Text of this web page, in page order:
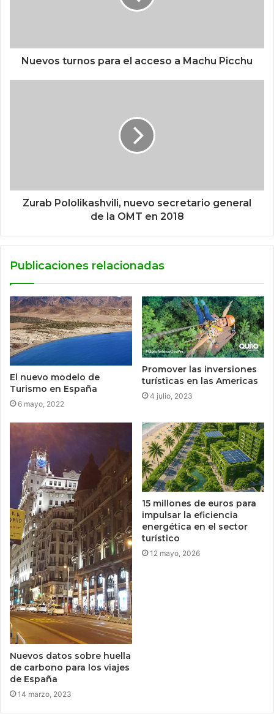
Nuevos turnos para el acceso a Machu Picchu
Zurab Pololikashvili, nuevo secretario general
de la OMT en 2018
Publicaciones relacionadas
El nuevo modelo de
Turismo en España
6 mayo, 2022
Promover las inversiones
turísticas en las Americas
4 julio, 2023
Nuevos datos sobre huella
de carbono para los viajes
de España
14 marzo, 2023
15 millones de euros para
impulsar la eficiencia
energética en el sector
turístico
12 mayo, 2026